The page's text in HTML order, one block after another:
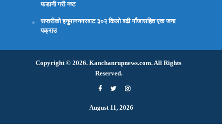
फडानी गरी नष्ट
सप्तरीको हनुमाननगरबाट ३०२ किलो बढी गाँजासहित एक जना
पक्राउ
Copyright © 2026. Kanchanrupnews.com. All Rights
Reserved.
August 11, 2026